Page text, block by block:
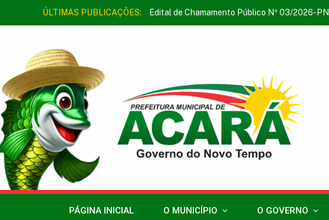
ÚLTIMAS PUBLICAÇÕES: Edital de Chamamento Público Nº 03/2026-
PÁGINA INICIAL O MUNICÍPIO O GOVERNO